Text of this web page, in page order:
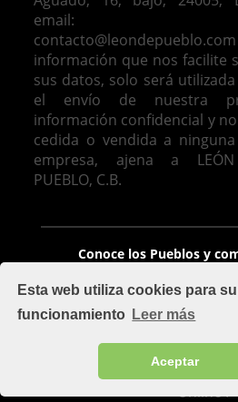
Esta web utiliza cookies para
funcionamiento Leer más
Aceptar
email:
contacto@leondepueblo.com
información que nos facilite
sus datos, solo será
el envío de nuestra
información confidencial y
cedida o vendida a
empresa, ajena a
PUEBLO, C.B.
Conoce los Pueblos y
León De Pueblo, C.B. -
Bajo, 24005, León - mapa -
Oficina: 987 100 977 -
Implementado por
Soluciones de diseño de
Online .